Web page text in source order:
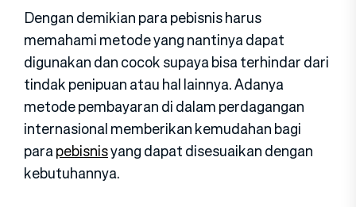
Dengan demikian para pebisnis harus
memahami metode yang nantinya dapat
digunakan dan cocok supaya bisa terhindar dari
tindak penipuan atau hal lainnya. Adanya
metode pembayaran di dalam perdagangan
internasional memberikan kemudahan bagi
parapebisnisyang dapat disesuaikan dengan
kebutuhannya.